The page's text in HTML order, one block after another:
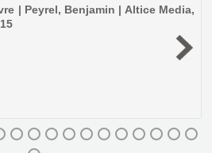
| Peyrel, Benjamin | Altice Media,